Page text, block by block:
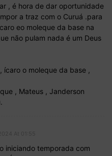
, é hora de dar oportunidade
a traz com o Curuá .para
eo moleque da base na
não pulam nada é um Deus
o moleque da base ,
, Mateus , Janderson
iniciando temporada com